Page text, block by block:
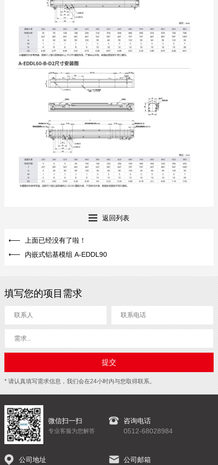
返回列表
上面已经没有了啦！
内嵌式铝基模组 A-EDDL90
填写您的项目需求
* 请认真填写需求信息，我们会在24小时内与您取得联系。
微信扫一扫
专业客服为您解答
咨询电话
0512-68028984
公司地址 公司邮箱